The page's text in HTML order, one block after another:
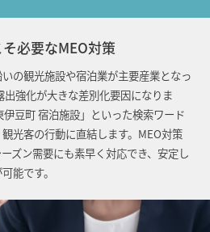
必要なMEO対策
の観光施設や宿泊業が主要産業となっ
強化が大きな差別化要因になりま
豆町 宿泊施設」といった検索ワード
光客の行動に直結します。MEO対策
ズン需要にも素早く対応でき、安定し
能です。